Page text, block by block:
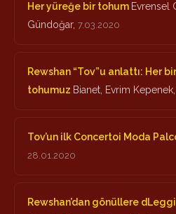
Her yüreğe bir tohum Evrensel
Gündoğar, 7.03.2020
Rewshan “Tov”u anlattı: Her
tohumuz Bianet, Evrim Kepenek,
Tov’un ilk Concertoi Moda
28.01.2020
Rewshan’dan gönüllere